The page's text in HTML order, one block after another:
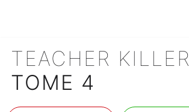
TEACHER KILLER
TOME 4